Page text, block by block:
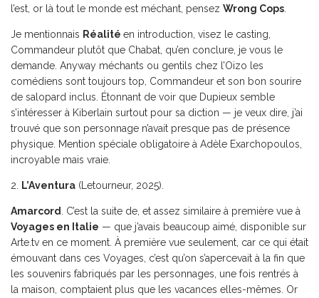
l’est, or là tout le monde est méchant, pensez Wrong Cops
Je mentionnais Réalité en introduction, visez le casting,
Commandeur plutôt que Chabat, qu’en conclure, je vous le
demande. Anyway méchants ou gentils chez l’Oizo les
comédiens sont toujours top, Commandeur et son bon sourire
de salopard inclus. Étonnant de voir que Dupieux semble
s’intéresser à Kiberlain surtout pour sa diction — je veux dire, j’ai
trouvé que son personnage n’avait presque pas de présence
physique. Mention spéciale obligatoire à Adèle Exarchopoulos,
incroyable mais vraie.
2. L’Aventura (Letourneur, 2025).
Amarcord
. C’est la suite de, et assez similaire à première vue à
Voyages en Italie — que j’avais beaucoup aimé, disponible sur
Arte.tv en ce moment. À première vue seulement, car ce qui était
émouvant dans ces Voyages, c’est qu’on s’apercevait à la fin que
les souvenirs fabriqués par les personnages, une fois rentrés à
la maison, comptaient plus que les vacances elles-mêmes. Or